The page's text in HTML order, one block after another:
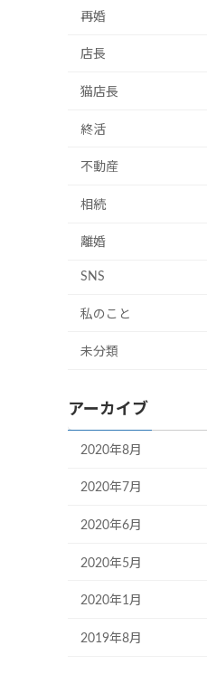
再婚
店長
猫店長
終活
不動産
相続
離婚
SNS
私のこと
未分類
アーカイブ
2020年8月
2020年7月
2020年6月
2020年5月
2020年1月
2019年8月